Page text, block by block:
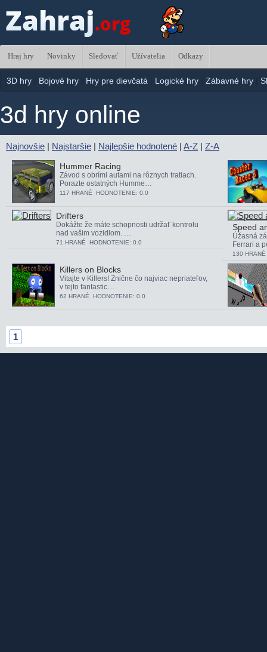
Hraj hry Novinky Sledovať Užívatelia Odkazy
3D hry Bojové hry Hry pre dievčatá Logické hry Zábavné hry
3d hry online
Najnovšie | Najstaršie | Najlepšie hodnotené | A-Z | Z-A
Hummer Racing
Závod s obrími autami na rôznych tratiach.
Porazte ostatných Humme…
117 HRANÉ HODNOTENIE: 0.0
Drifters
Dokážte že máte schopnosti udržať kontrolu
nad vašim vozidlom. …
71 HRANÉ HODNOTENIE: 0.0
Speed
Úžasná
Ferrari a
130
Killers on Blocks
Vitajte v Killers! Znične čo najviac nepriateľov,
v tejto fantastic…
62 HRANÉ HODNOTENIE: 0.0
1